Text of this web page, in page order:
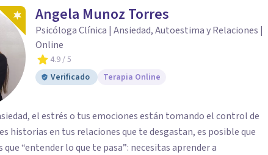
Angela Munoz Torres
Psicóloga Clínica | Ansiedad, Autoestima y Relaciones |
Online
4.9/ 5
Verificado
Terapia Online
el estrés o tus emociones están tomando el control de
historias en tus relaciones que te desgastan, es posible que
“entender lo que te pasa”: necesitas aprender a